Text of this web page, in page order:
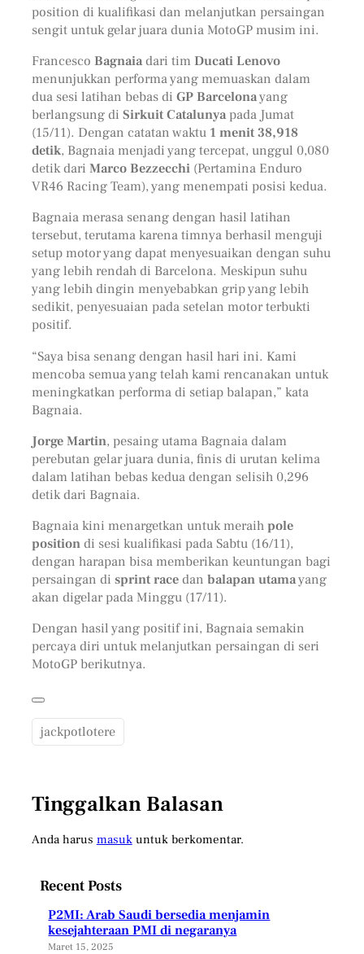
position di kualifikasi dan melanjutkan persaingan
sengit untuk gelar juara dunia MotoGP musim ini.
Francesco Bagnaiadari timDucati Lenovo
menunjukkan performa yang memuaskan dalam
dua sesi latihan bebas di GP Barcelonayang
berlangsung di Sirkuit Catalunyapada Jumat
(15/11). Dengan catatan waktu 1 menit 38,918
detik, Bagnaia menjadi yang tercepat, unggul 0,080
detik dari Marco Bezzecchi(Pertamina Enduro
VR46 Racing Team), yang menempati posisi kedua.
Bagnaia merasa senang dengan hasil latihan
tersebut, terutama karena timnya berhasil menguji
setup motor yang dapat menyesuaikan dengan suhu
yang lebih rendah di Barcelona. Meskipun suhu
yang lebih dingin menyebabkan grip yang lebih
sedikit, penyesuaian pada setelan motor terbukti
positif.
“Saya bisa senang dengan hasil hari ini. Kami
mencoba semua yang telah kami rencanakan untuk
meningkatkan performa di setiap balapan,” kata
Bagnaia.
Jorge Martin, pesaing utama Bagnaia dalam
perebutan gelar juara dunia, finis di urutan kelima
dalam latihan bebas kedua dengan selisih 0,296
detik dari Bagnaia.
Bagnaia kini menargetkan untuk meraihpole
positiondi sesi kualifikasi pada Sabtu (16/11),
dengan harapan bisa memberikan keuntungan bagi
persaingan di sprint racedan balapan utamayang
akan digelar pada Minggu (17/11).
Dengan hasil yang positif ini, Bagnaia semakin
percaya diri untuk melanjutkan persaingan di seri
MotoGP berikutnya.
jackpotlotere
Tinggalkan Balasan
Anda harus masukuntuk berkomentar.
Recent Posts
P2MI: Arab Saudi bersedia menjamin
kesejahteraan PMI di negaranya
Maret 15, 2025